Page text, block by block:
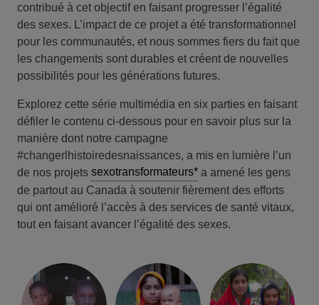
contribué à cet objectif en faisant progresser l’égalité
des sexes. L’impact de ce projet a été transformationnel
pour les communautés, et nous sommes fiers du fait que
les changements sont durables et créent de nouvelles
possibilités pour les générations futures.
Explorez cette série multimédia en six parties en faisant
défiler le contenu ci-dessous pour en savoir plus sur la
manière dont notre campagne
#changerlhistoiredesnaissances, a mis en lumière l’un
de nos projets sexotransformateurs* a amené les gens
de partout au Canada à soutenir fièrement des efforts
qui ont amélioré l’accès à des services de santé vitaux,
tout en faisant avancer l’égalité des sexes.